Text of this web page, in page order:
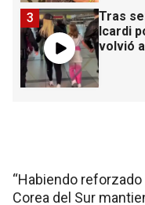
Tras
Icardi
volvió
3
“Habiendo
Corea del Sur